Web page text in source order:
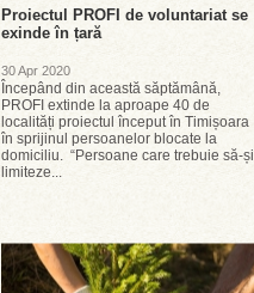
Proiectul PROFI de voluntariat se
exinde în țară
30 Apr 2020
Începând din această săptămână,
PROFI extinde la aproape 40 de
localități proiectul început în Timișoara
în sprijinul persoanelor blocate la
domiciliu. “Persoane care trebuie să-și
limiteze...